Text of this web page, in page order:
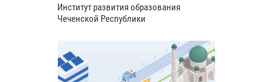
Институт развития образования
Чеченской Республики